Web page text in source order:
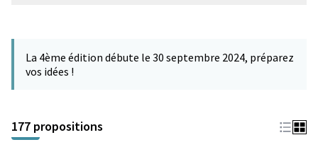
−
La 4ème édition débute le 30 septembre 2024, préparez
vos idées !
177 propositions